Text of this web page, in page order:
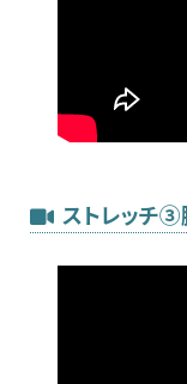
ストレッチ③